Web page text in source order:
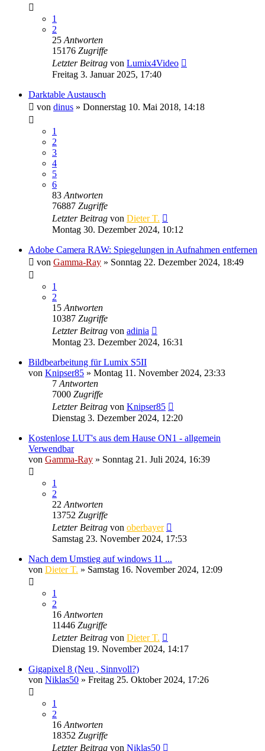
1
2
25 Antworten
15176 Zugriffe
Letzter Beitrag von Lumix4Video
Freitag 3. Januar 2025, 17:40
Darktable Austausch
von dinus » Donnerstag 10. Mai 2018, 14:18
1
2
3
4
5
6
83 Antworten
76887 Zugriffe
Letzter Beitrag von Dieter T.
Montag 30. Dezember 2024, 10:12
Adobe Camera RAW: Spiegelungen in Aufnahmen entfernen
von Gamma-Ray » Sonntag 22. Dezember 2024, 18:49
1
2
15 Antworten
10387 Zugriffe
Letzter Beitrag von adinia
Montag 23. Dezember 2024, 16:31
Bildbearbeitung für Lumix S5II
von Knipser85 » Montag 11. November 2024, 23:33
7 Antworten
7000 Zugriffe
Letzter Beitrag von Knipser85
Dienstag 3. Dezember 2024, 12:20
Kostenlose LUT's aus dem Hause ON1 - allgemein
Verwendbar
von Gamma-Ray » Sonntag 21. Juli 2024, 16:39
1
2
22 Antworten
13752 Zugriffe
Letzter Beitrag von oberbayer
Samstag 23. November 2024, 17:53
Nach dem Umstieg auf windows 11 ...
von Dieter T. » Samstag 16. November 2024, 12:09
1
2
16 Antworten
11446 Zugriffe
Letzter Beitrag von Dieter T.
Dienstag 19. November 2024, 14:17
Gigapixel 8 (Neu , Sinnvoll?)
von Niklas50 » Freitag 25. Oktober 2024, 17:26
1
2
16 Antworten
18352 Zugriffe
Letzter Beitrag von Niklas50